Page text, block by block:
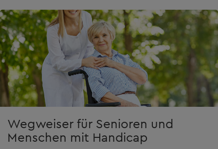
Wegweiser für Senioren und
Menschen mit Handicap